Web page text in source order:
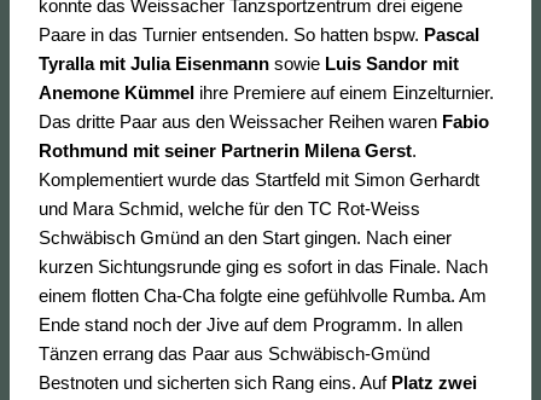
konnte das Weissacher Tanzsportzentrum drei eigene
Paare in das Turnier entsenden. So hatten bspw. Pascal
Tyralla mit Julia Eisenmann sowie Luis Sandor mit
Anemone Kümmel ihre Premiere auf einem Einzelturnier.
Das dritte Paar aus den Weissacher Reihen waren Fabio
Rothmund mit seiner Partnerin Milena Gerst.
Komplementiert wurde das Startfeld mit Simon Gerhardt
und Mara Schmid, welche für den TC Rot-Weiss
Schwäbisch Gmünd an den Start gingen. Nach einer
kurzen Sichtungsrunde ging es sofort in das Finale. Nach
einem flotten Cha-Cha folgte eine gefühlvolle Rumba. Am
Ende stand noch der Jive auf dem Programm. In allen
Tänzen errang das Paar aus Schwäbisch-Gmünd
Bestnoten und sicherten sich Rang eins. Auf Platz zwei